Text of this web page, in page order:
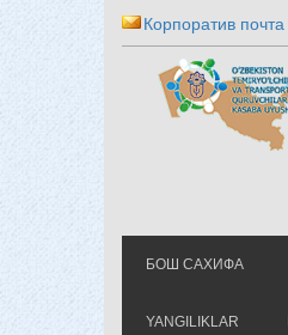
Корпоратив почта
БОШ САХИФА
YANGILIKLAR